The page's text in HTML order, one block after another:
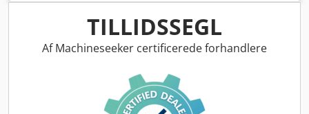
FlowControl ProfiSPro. Drivsystem hydrostatisk højre med
AutoTS og FlowControl ProfiSPro. Hovedskive venstre med
AutoTS / hovedskive højre. Djdpfx Ahotrdzwj Rjck
TILLIDSSEGL
Af Machineseeker certificerede forhandlere